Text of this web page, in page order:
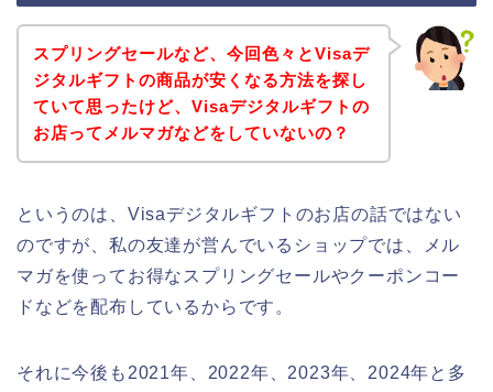
スプリングセールなど、今回色々とVisaデ
ジタルギフトの商品が安くなる方法を探し
ていて思ったけど、Visaデジタルギフトの
お店ってメルマガなどをしていないの？
というのは、Visaデジタルギフトのお店の話ではない
のですが、私の友達が営んでいるショップでは、メル
マガを使ってお得なスプリングセールやクーポンコー
ドなどを配布しているからです。
それに今後も2021年、2022年、2023年、2024年と多